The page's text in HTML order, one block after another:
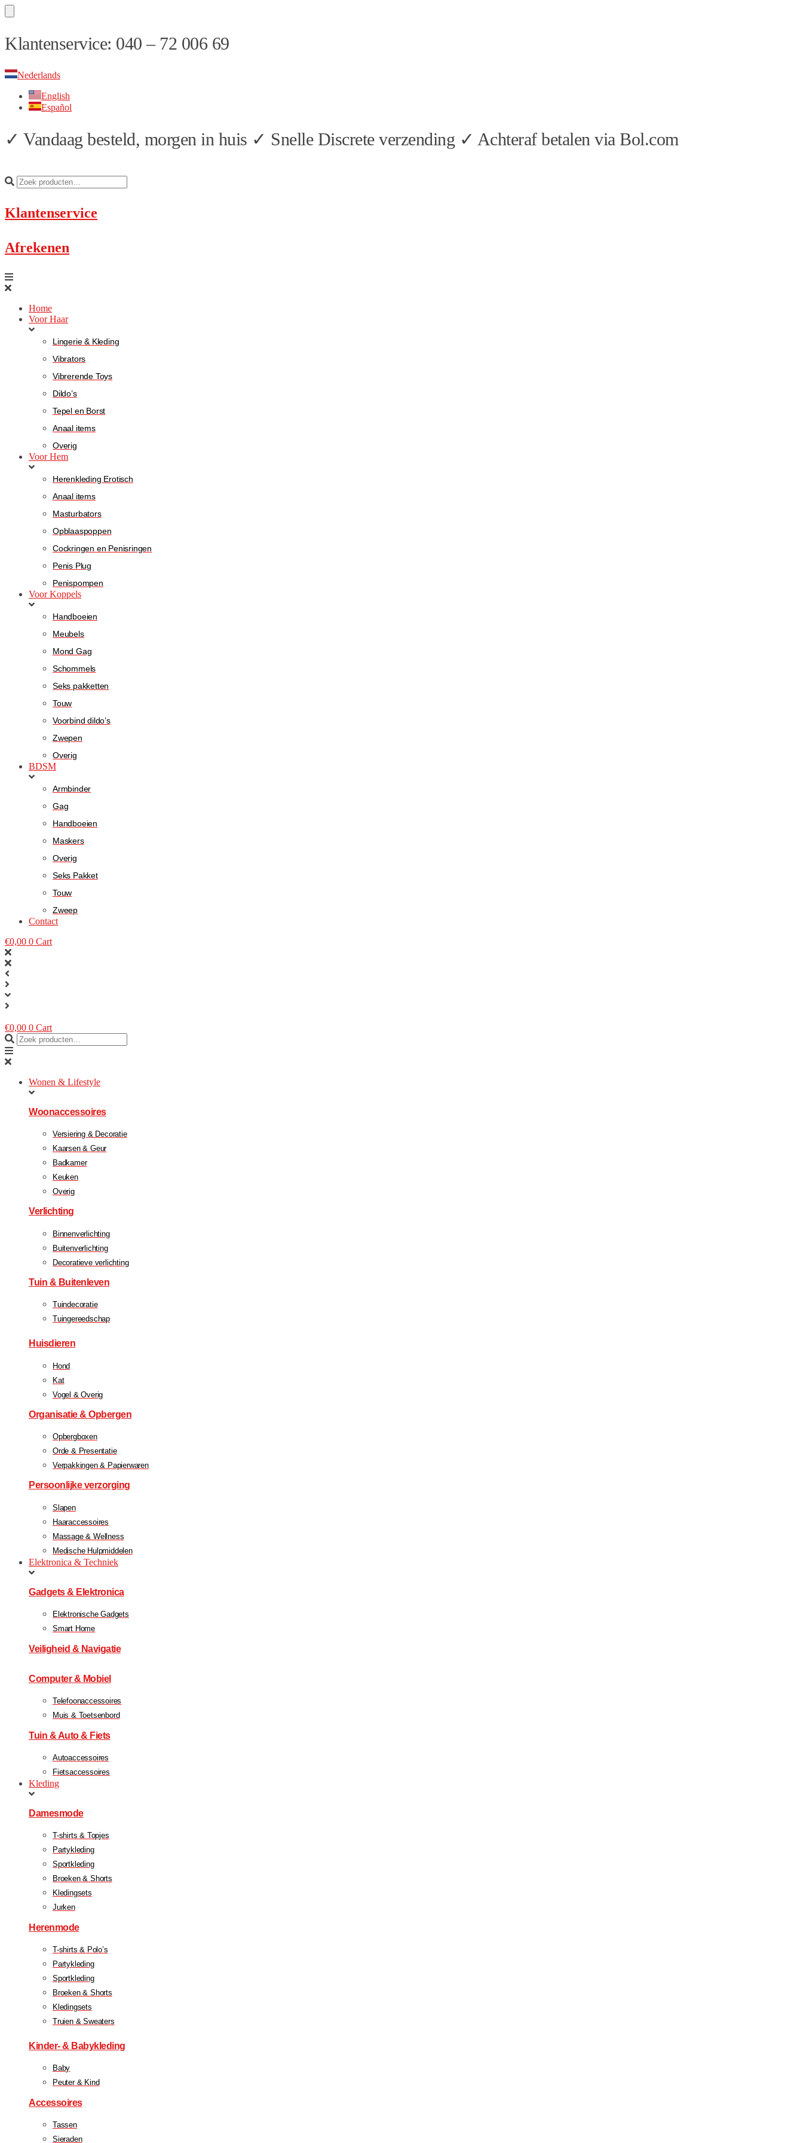
Skip
to
Skip
to
Klantenservice: 040 – 72 006 69
Nederlands
English
Español
✓ Vandaag besteld, morgen in huis ✓ Snelle Discrete verzending ✓ Achteraf betalen via Bol.com
Klantenservice
Afrekenen
Home
Voor Haar
Lingerie & Kleding
Vibrators
Vibrerende Toys
Dildo’s
Tepel en Borst
Anaal items
Overig
Voor Hem
Herenkleding Erotisch
Anaal items
Masturbators
Opblaaspoppen
Cockringen en Penisringen
Penis Plug
Penispompen
Voor Koppels
Handboeien
Meubels
Mond Gag
Schommels
Seks pakketten
Touw
Voorbind dildo’s
Zwepen
Overig
BDSM
Armbinder
Gag
Handboeien
Maskers
Overig
Seks Pakket
Touw
Zweep
Contact
€0,00 0 Cart
€0,00 0 Cart
Wonen & Lifestyle
Woonaccessoires
Versiering & Decoratie
Kaarsen & Geur
Badkamer
Keuken
Overig
Verlichting
Binnenverlichting
Buitenverlichting
Decoratieve verlichting
Tuin & Buitenleven
Tuindecoratie
Tuingereedschap
Huisdieren
Hond
Kat
Vogel & Overig
Organisatie & Opbergen
Opbergboxen
Orde & Presentatie
Verpakkingen & Papierwaren
Persoonlijke verzorging
Slapen
Haaraccessoires
Massage & Wellness
Medische Hulpmiddelen
Elektronica & Techniek
Gadgets & Elektronica
Elektronische Gadgets
Smart Home
Veiligheid & Navigatie
Computer & Mobiel
Telefoonaccessoires
Muis & Toetsenbord
Tuin & Auto & Fiets
Autoaccessoires
Fietsaccessoires
Kleding
Damesmode
T-shirts & Topjes
Partykleding
Sportkleding
Broeken & Shorts
Kledingsets
Jurken
Herenmode
T-shirts & Polo’s
Partykleding
Sportkleding
Broeken & Shorts
Kledingsets
Truien & Sweaters
Kinder- & Babykleding
Baby
Peuter & Kind
Accessoires
Tassen
Sieraden